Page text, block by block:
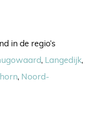
in de regio’s
, Langedijk,
, Noord-